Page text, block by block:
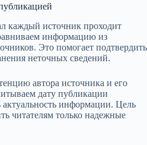
каждый источник проходит
информацию из
Это помогает подтвердить
неточных сведений.
автора источника и его
дату публикации
актуальность информации. Цель
читателям только надежные